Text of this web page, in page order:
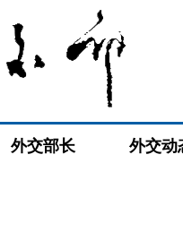
外交部长 外交动